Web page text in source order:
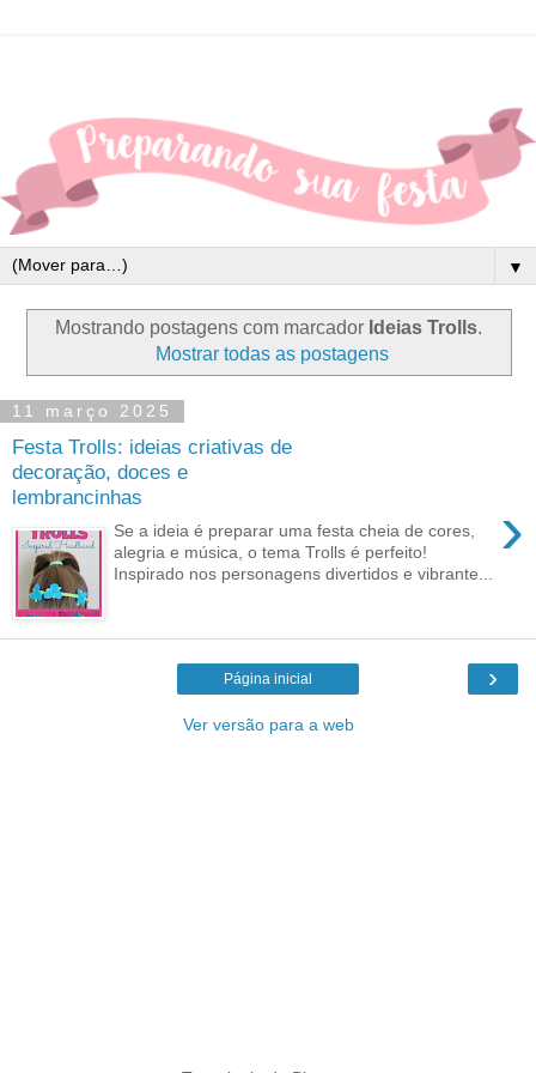
▼
Mostrando postagens com marcador Ideias Trolls.
Mostrar todas as postagens
11 março 2025
Festa Trolls: ideias criativas de
decoração, doces e
lembrancinhas
›
Se a ideia é preparar uma festa cheia de cores,
alegria e música, o tema Trolls é perfeito!
Inspirado nos personagens divertidos e vibrante...
›
Página inicial
Ver versão para a web